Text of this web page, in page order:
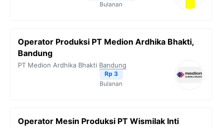
Bulanan
Operator Produksi PT Medion Ardhika Bhakti,
Bandung
PT Medion Ardhika Bhakti Bandung
Rp 3
Bulanan
Operator Mesin Produksi PT Wismilak Inti